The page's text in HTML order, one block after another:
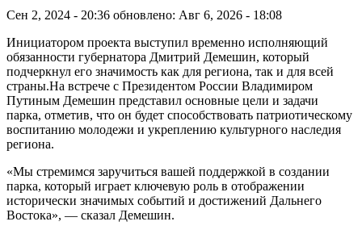
Сен 2, 2024 - 20:36 обновлено: Авг 6, 2026 - 18:08
Инициатором проекта выступил временно исполняющий
обязанности губернатора Дмитрий Демешин, который
подчеркнул его значимость как для региона, так и для всей
страны.На встрече с Президентом России Владимиром
Путиным Демешин представил основные цели и задачи
парка, отметив, что он будет способствовать патриотическому
воспитанию молодежи и укреплению культурного наследия
региона.
«Мы стремимся заручиться вашей поддержкой в создании
парка, который играет ключевую роль в отображении
исторически значимых событий и достижений Дальнего
Востока», — сказал Демешин.